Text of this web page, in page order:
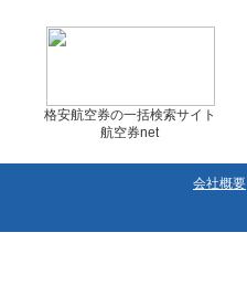
格安航空券の一括検索サイト
航空券net
会社概要